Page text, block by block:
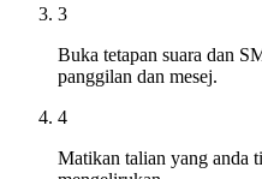
3
Buka tetapan suara dan
panggilan dan mesej.
4
Matikan talian yang anda